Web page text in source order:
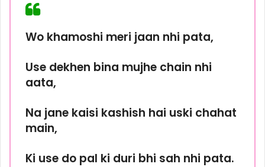
Wo khamoshi meri jaan nhi pata,
Use dekhen bina mujhe chain nhi
aata,
Na jane kaisi kashish hai uski chahat
main,
Ki use do pal ki duri bhi sah nhi pata.